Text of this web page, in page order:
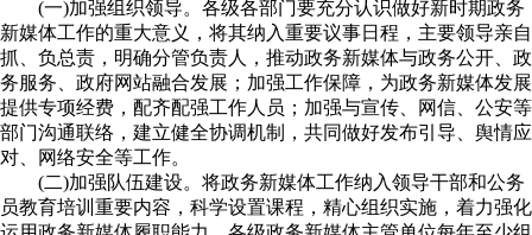
(一)加强组织领导。各级各部门要充分认识做好新时期政务
新媒体工作的重大意义，将其纳入重要议事日程，主要领导亲自
抓、负总责，明确分管负责人，推动政务新媒体与政务公开、政
务服务、政府网站融合发展；加强工作保障，为政务新媒体发展
提供专项经费，配齐配强工作人员；加强与宣传、网信、公安等
部门沟通联络，建立健全协调机制，共同做好发布引导、舆情应
对、网络安全等工作。
(二)加强队伍建设。将政务新媒体工作纳入领导干部和公务
员教育培训重要内容，科学设置课程，精心组织实施，着力强化